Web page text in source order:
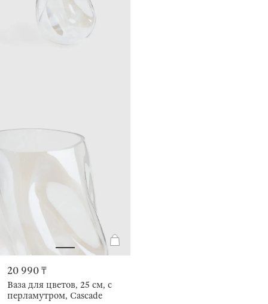
20 990 ₸
Ваза для цветов, 25 см, с
перламутром, Cascade